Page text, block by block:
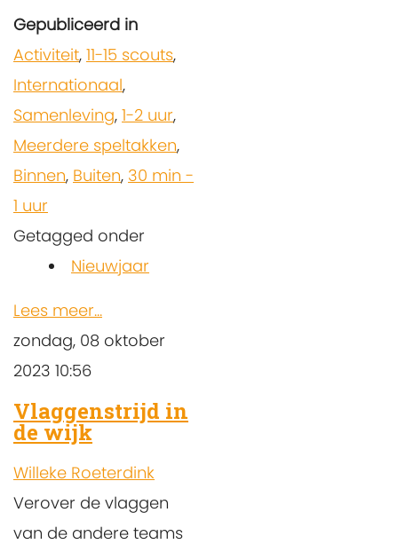
Gepubliceerd in
Activiteit, 11-15 scouts,
Internationaal,
Samenleving, 1-2 uur,
Meerdere speltakken,
Binnen, Buiten, 30 min -
1 uur
Getagged onder
Nieuwjaar
Lees meer...
zondag, 08 oktober
2023 10:56
Vlaggenstrijd in
de wijk
Willeke Roeterdink
Verover de vlaggen
van de andere teams